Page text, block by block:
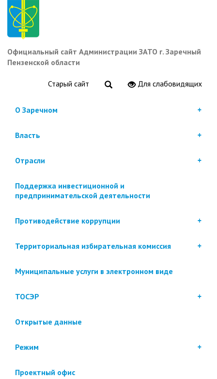
Перейти
основному
содержанию
Официальный сайт Администрации ЗАТО г. Заречный
Пензенской области
Старый сайт Для слабовидящих
О Заречном
Власть
Отрасли
Поддержка инвестиционной и
предпринимательской деятельности
Противодействие коррупции
Территориальная избирательная комиссия
Муниципальные услуги в электронном виде
ТОСЭР
Открытые данные
Режим
Проектный офис